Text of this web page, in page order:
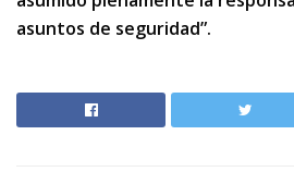
asuntos de seguridad”.